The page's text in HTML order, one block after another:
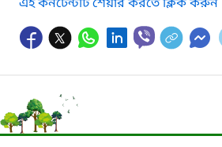
এই কনটেন্টটি শেয়ার করতে ক্লিক করুন